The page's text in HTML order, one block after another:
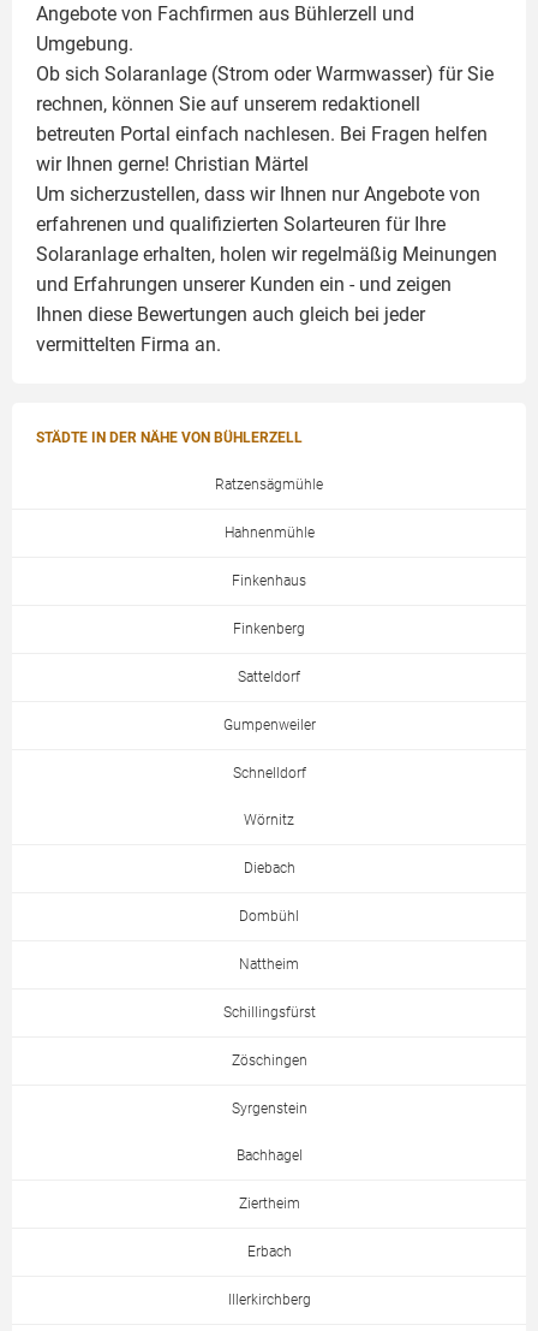
Angebote von Fachfirmen aus Bühlerzell und
Umgebung.
Ob sich Solaranlage (Strom oder Warmwasser) für Sie
rechnen, können Sie auf unserem redaktionell
betreuten Portal einfach nachlesen. Bei Fragen helfen
wir Ihnen gerne! Christian Märtel
Um sicherzustellen, dass wir Ihnen nur Angebote von
erfahrenen und qualifizierten Solarteuren für Ihre
Solaranlage erhalten, holen wir regelmäßig Meinungen
und Erfahrungen unserer Kunden ein - und zeigen
Ihnen diese Bewertungen auch gleich bei jeder
vermittelten Firma an.
STÄDTE IN DER NÄHE VON BÜHLERZELL
Ratzensägmühle
Hahnenmühle
Finkenhaus
Finkenberg
Satteldorf
Gumpenweiler
Schnelldorf
Wörnitz
Diebach
Dombühl
Nattheim
Schillingsfürst
Zöschingen
Syrgenstein
Bachhagel
Ziertheim
Erbach
Illerkirchberg